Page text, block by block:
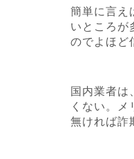
簡単に言え
いところが
のでよほど
国内業者は
くない。
無ければ詐